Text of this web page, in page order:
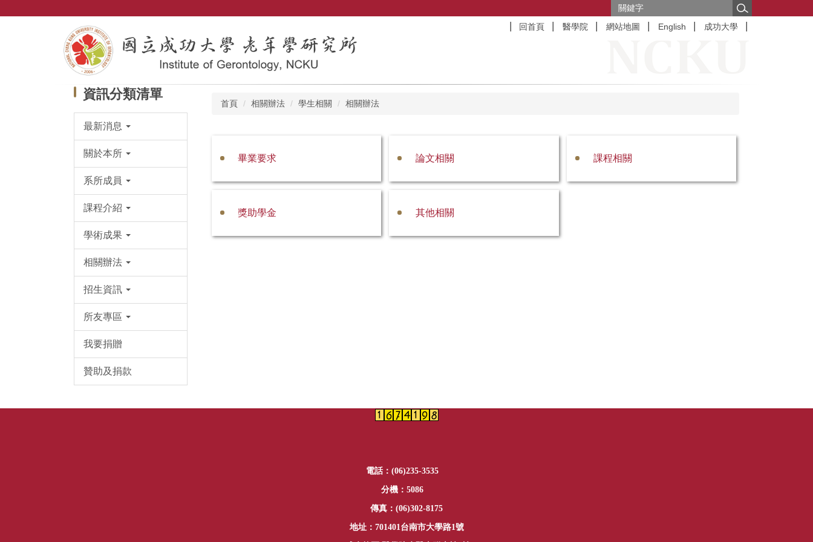
回首頁 醫學院 網站地圖 English 成功大學
資訊分類清單
最新消息
關於本所
系所成員
課程介紹
學術成果
相關辦法
招生資訊
所友專區
我要捐贈
贊助及捐款
首頁 相關辦法 學生相關 相關辦法
畢業要求 論文相關 課程相關
獎助學金 其他相關
電話：(06)235-3535
分機：5086
傳真：(06)302-8175
地址：701401台南市大學路1號